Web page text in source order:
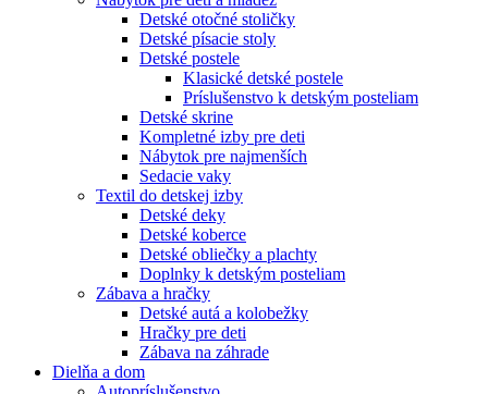
Detské otočné stoličky
Detské písacie stoly
Detské postele
Klasické detské postele
Príslušenstvo k detským posteliam
Detské skrine
Kompletné izby pre deti
Nábytok pre najmenších
Sedacie vaky
Textil do detskej izby
Detské deky
Detské koberce
Detské obliečky a plachty
Doplnky k detským posteliam
Zábava a hračky
Detské autá a kolobežky
Hračky pre deti
Zábava na záhrade
Dielňa a dom